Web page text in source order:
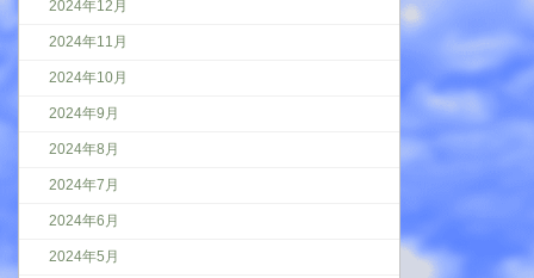
2024年12月
2024年11月
2024年10月
2024年9月
2024年8月
2024年7月
2024年6月
2024年5月